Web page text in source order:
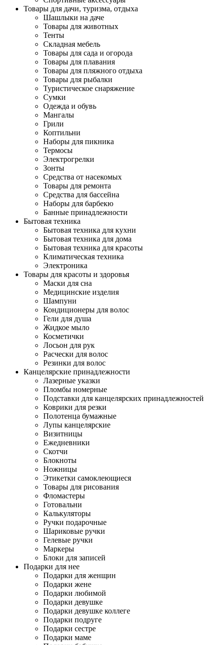
Товары для дачи, туризма, отдыха
Шашлыки на даче
Товары для животных
Тенты
Складная мебель
Товары для сада и огорода
Товары для плавания
Товары для пляжного отдыха
Товары для рыбалки
Туристическое снаряжение
Сумки
Одежда и обувь
Мангалы
Грили
Коптильни
Наборы для пикника
Термосы
Электрогрелки
Зонты
Средства от насекомых
Товары для ремонта
Средства для бассейна
Наборы для барбекю
Банные принадлежности
Бытовая техника
Бытовая техника для кухни
Бытовая техника для дома
Бытовая техника для красоты
Климатическая техника
Электроника
Товары для красоты и здоровья
Маски для сна
Медицинские изделия
Шампуни
Кондиционеры для волос
Гели для душа
Жидкое мыло
Косметички
Лосьон для рук
Расчески для волос
Резинки для волос
Канцелярские принадлежности
Лазерные указки
Пломбы номерные
Подставки для канцелярских принадлежностей
Коврики для резки
Полотенца бумажные
Лупы канцелярские
Визитницы
Ежедневники
Скотчи
Блокноты
Ножницы
Этикетки самоклеющиеся
Товары для рисования
Фломастеры
Готовальни
Калькуляторы
Ручки подарочные
Шариковые ручки
Гелевые ручки
Маркеры
Блоки для записей
Подарки для нее
Подарки для женщин
Подарки жене
Подарки любимой
Подарки девушке
Подарки девушке коллеге
Подарки подруге
Подарки сестре
Подарки маме